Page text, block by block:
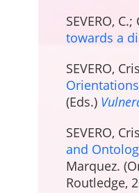
SEVERO,
towards a
SEVERO,
(Eds.)
SEVERO,
and
Marquez.
Routledge,